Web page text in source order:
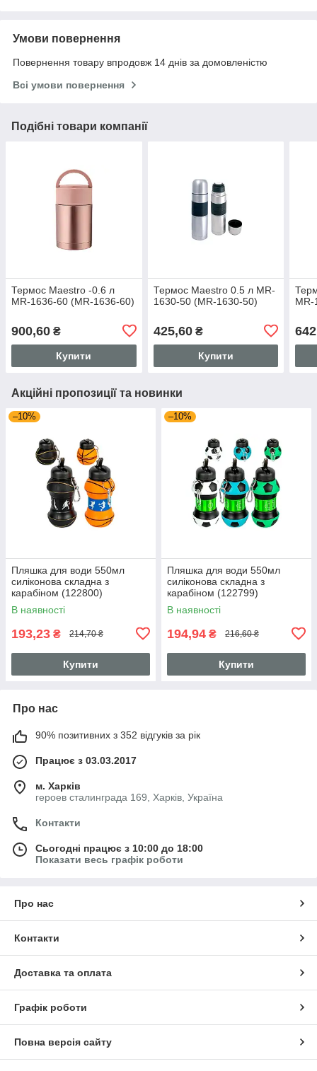
Умови повернення
Повернення товару впродовж 14 днів за домовленістю
Всі умови повернення
Подібні товари компанії
Термос Maestro -0.6 л
MR-1636-60 (MR-1636-60)
900,60 ₴
Купити
Термос Maestro 0.5 л MR-
1630-50 (MR-1630-50)
425,60₴
Купити
Акційні пропозиції та новинки
–10%
Пляшка для води 550мл
силіконова складна з
карабіном (122800)
В наявності
193,23 ₴ 214,70 ₴
Купити
–10%
Пляшка для води 550мл
силіконова складна з
карабіном (122799)
В наявності
194,94 ₴ 216,60 ₴
Купити
Про нас
90% позитивних з 352 відгуків за рік
Працює з 03.03.2017
м. Харків
героев сталинграда 169, Харків, Україна
Контакти
Сьогодні працює з 10:00 до 18:00
Показати весь графік роботи
Про нас
Контакти
Доставка та оплата
Графік роботи
Повна версія сайту